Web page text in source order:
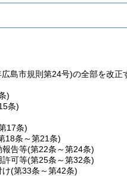
島市規則第24号)の全部を改正
)
条)
17条)
18条～第21条)
報告等(第22条～第24条)
許可等(第25条～第32条)
け(第33条～第42条)